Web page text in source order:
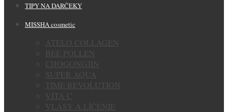
TIPY NA DARČEKY
MISSHA cosmetic
ATELO COLLAGEN
BEE POLLEN
CHOGONGJIN
SUPER AQUA
TIME REVOLUTION
VITA C
VLASY A LÍČENIE